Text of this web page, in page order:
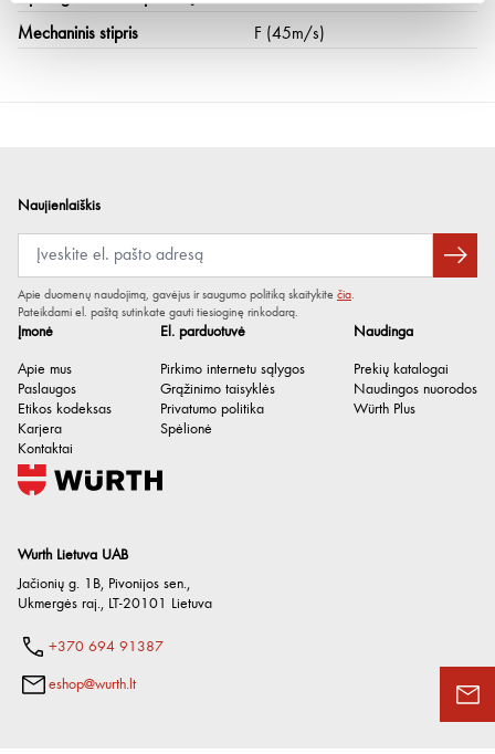
Mechaninis stipris F (45m/s)
Wurth Lietuva UAB
Jačionių g. 1B, Pivonijos sen.,
Ukmergės raj., LT-20101 Lietuva
+370 694 91387
eshop@wurth.lt
Įmonė
Apie mus
Paslaugos
Etikos kodeksas
Karjera
Kontaktai
El. parduotuvė
Pirkimo internetu sąlygos
Grąžinimo taisyklės
Privatumo politika
Spėlionė
Naudinga
Prekių katalogai
Naudingos nuorodos
Würth Plus
Naujienlaiškis
Apie duomenų naudojimą, gavėjus ir saugumo politiką skaitykite čia.
Pateikdami el. paštą sutinkate gauti tiesioginę rinkodarą.